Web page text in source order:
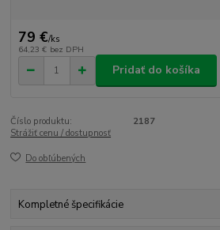
79 €/ks
64,23 € bez DPH
Pridať do košíka
Číslo produktu:
2187
Strážiť cenu / dostupnosť
Do obľúbených
Kompletné špecifikácie